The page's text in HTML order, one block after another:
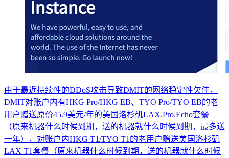
由于最近持续性的DDoS攻击导致DMIT的网络稳定性欠佳，
DMIT对账户内有HKG Pro/HKG EB、TYO Pro/TYO EB的老
用户赠送原价45.9美元/年的美国洛杉矶LAX.Pro.Echo套餐
（原来机器什么时候到期，送的机器就什么时候到期，最多送
一年），对账户内HKG T1/TYO T1的老用户赠送美国洛杉矶
LAX T1套餐（原来机器什么时候到期，送的机器就什么时候